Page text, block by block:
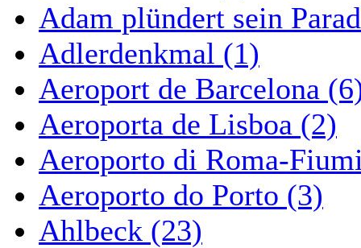
Adam plündert sein
Adlerdenkmal (1)
Aeroport de Barcelona
Aeroporta de Lisboa (2)
Aeroporto di Roma-
Aeroporto do Porto (3)
Ahlbeck (23)